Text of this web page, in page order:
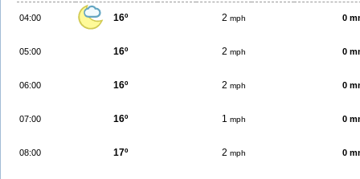
04:00 16º 2 mph 0
05:00 16º 2 mph 0
06:00 16º 2 mph 0
07:00 16º 1 mph 0
08:00 17º 2 mph 0